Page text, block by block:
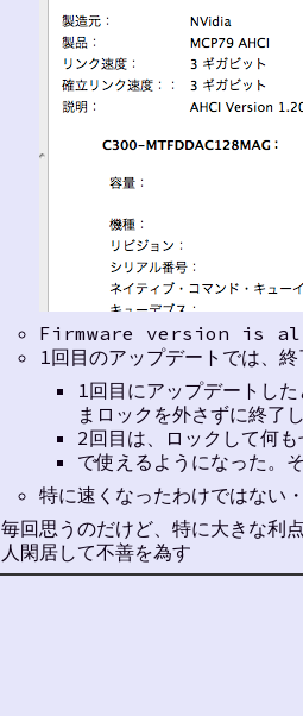
Firmware version is
1回目のアップデートでは、
1回目にアップデートし
まロックを外さずに終了
2回目は、ロックして何
で使えるようになった。
特に速くなったわけではない
毎回思うのだけど、特に大きな
人閑居して不善を為す